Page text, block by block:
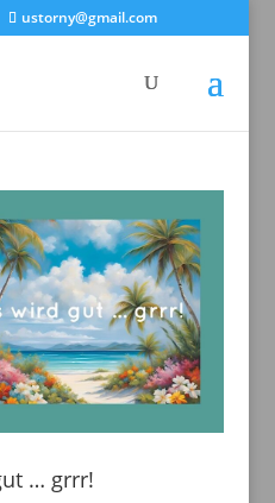
ustorny@gmail.com
… grrr!